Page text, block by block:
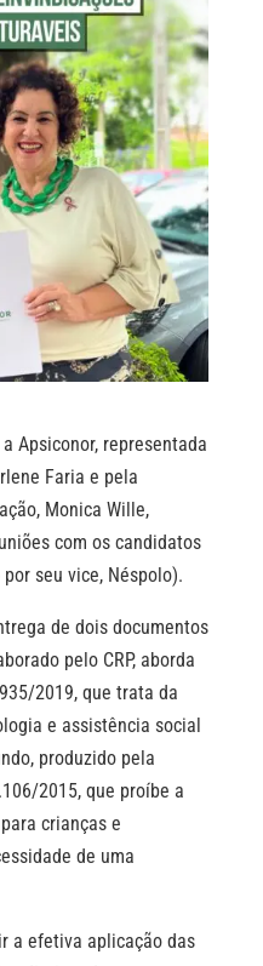
Apsiconor, representada
Faria e pela
Monica Wille,
com os candidatos
seu vice, Néspolo).
de dois documentos
pelo CRP, aborda
2019, que trata da
e assistência social
produzido pela
2015, que proíbe a
crianças e
de uma
a efetiva aplicação das